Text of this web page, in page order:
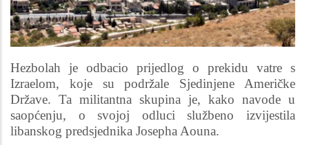
Hezbolah je odbacio prijedlog o prekidu vatre s
Izraelom, koje su podržale Sjedinjene Američke
Države. Ta militantna skupina je, kako navode u
saopćenju, o svojoj odluci službeno izvijestila
libanskog predsjednika Josepha Aouna.